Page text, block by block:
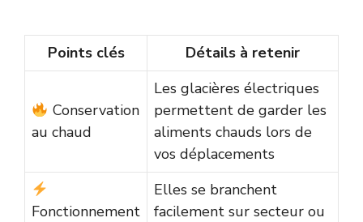
Points clés Détails à retenir
Conservation
au chaud
Les glacières électriques
permettent de garder les
aliments chauds lors de
vos déplacements
Fonctionnement
Elles se branchent
facilement sur secteur ou